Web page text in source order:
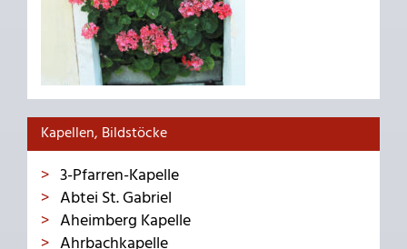
Kapellen, Bildstöcke
3-Pfarren-Kapelle
Abtei St. Gabriel
Aheimberg Kapelle